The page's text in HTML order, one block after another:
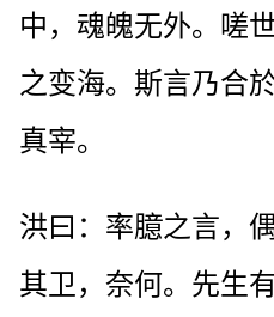
中，魂魄无外。嗟
之变海。斯言乃合
真宰。
洪曰：率臆之言，
其卫，奈何。先生